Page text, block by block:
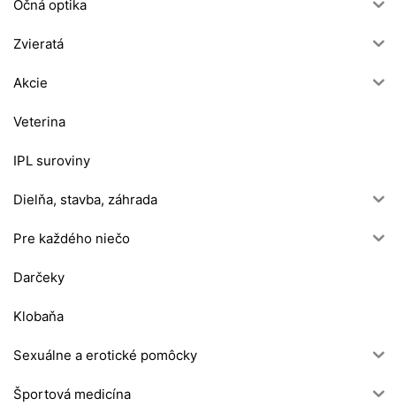
Očná optika
Zvieratá
Akcie
Veterina
IPL suroviny
Dielňa, stavba, záhrada
Pre každého niečo
Darčeky
Klobaňa
Sexuálne a erotické pomôcky
Športová medicína